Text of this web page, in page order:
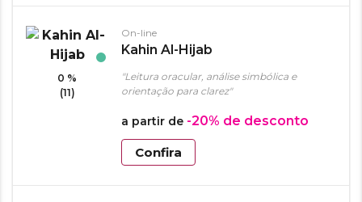
0 %
(11)
On-line
Kahin Al-Hijab
"Leitura oracular, análise simbólica e
orientação para clarez"
a partir de -20% de desconto
Confira